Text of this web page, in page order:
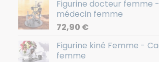
Figurine docteur femme
médecin femme
72,90 €
Figurine kiné Femme -
femme